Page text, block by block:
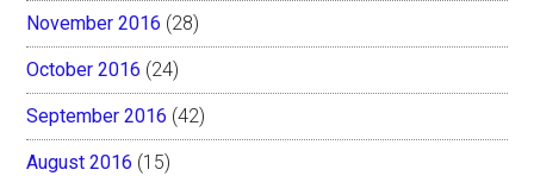
November 2016 (28)
October 2016 (24)
September 2016 (42)
August 2016 (15)